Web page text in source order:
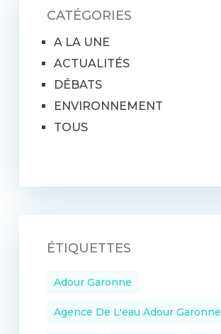
CATÉGORIES
A LA UNE
ACTUALITÉS
DÉBATS
ENVIRONNEMENT
TOUS
ÉTIQUETTES
Adour Garonne
Agence De L'eau Adour Garonne